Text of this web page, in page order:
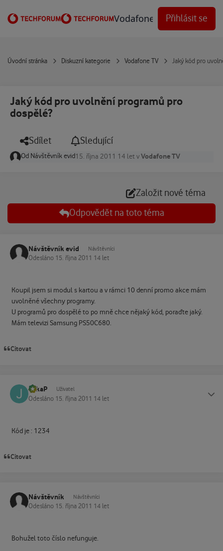
Vodafone Techforum
Přihlásit se
Úvodní stránka Diskuzní kategorie Vodafone TV Jaký kód pro
Jaký kód pro uvolnění programů pro
dospělé?
Sdílet Sledující
Od Návštěvník evid15. října 2011 14 let vVodafone TV
Založit nové téma
Odpovědět na toto téma
Návštěvník evid Návštěvníci
Odesláno 15. října 2011 14 let
Koupil jsem si modul s kartou a v rámci 10 denní promo akce mám
uvolněné všechny programy.
U programů pro dospělé to po mně chce nějaký kód, poraďte jaký.
Mám televizi Samsung PS50C680.
Citovat
JirkaP Uživatel
Odesláno 15. října 2011 14 let
Kód je : 1234
Citovat
Návštěvník Návštěvníci
Odesláno 15. října 2011 14 let
Bohužel toto číslo nefunguje.